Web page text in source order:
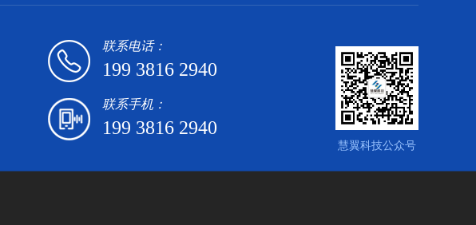
联系电话：
199 3816 2940
联系手机：
199 3816 2940
慧翼科技公众号